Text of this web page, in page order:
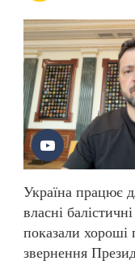
Україна працює
власні
показали хороші
звернення